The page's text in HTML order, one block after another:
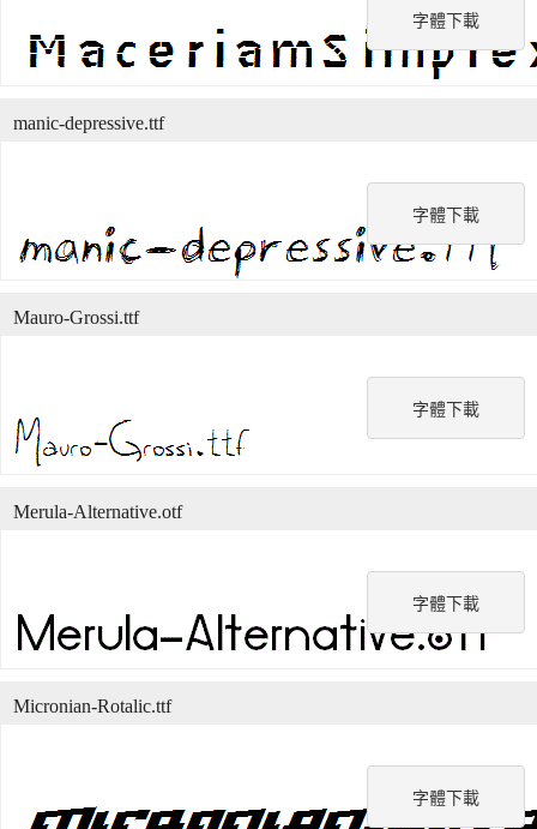
字體下載
字體下載
manic-depressive.ttf
字體下載
Mauro-Grossi.ttf
字體下載
Merula-Alternative.otf
字體下載
Micronian-Rotalic.ttf